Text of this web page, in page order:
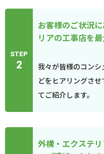
STEP
2
お客様のご状況
リアの工事店を
我々が皆様のコン
どをヒアリングさ
てご紹介します。
外構・エクステ